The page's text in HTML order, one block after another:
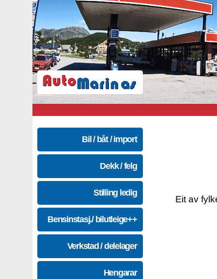
Bil / båt / import
Dekk / felg
Stilling ledig
Bensinstasj./ bilutleige++
Verkstad / delelager
Hengarar
Eit av